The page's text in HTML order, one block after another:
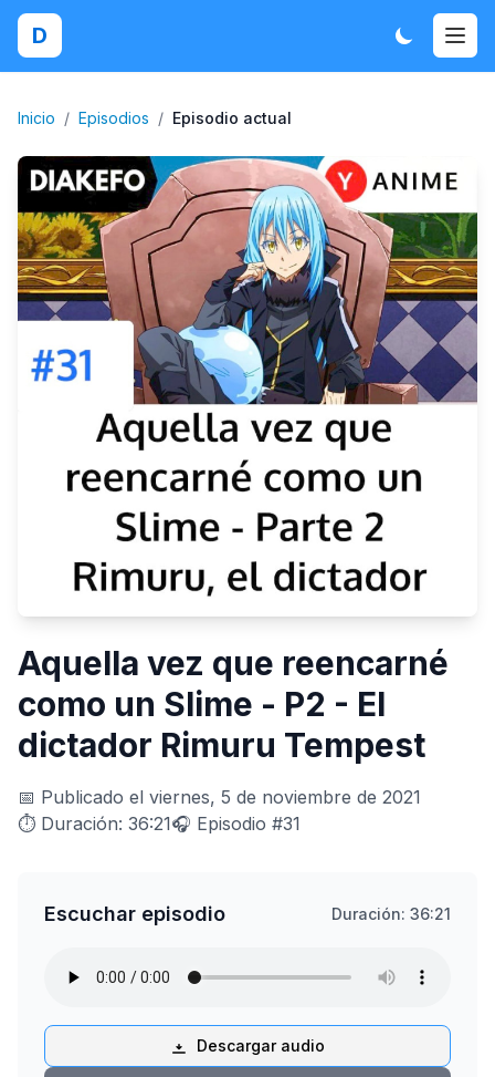
D
Inicio / Episodios / Episodio actual
Aquella vez que reencarné
como un Slime - P2 - El
dictador Rimuru Tempest
📅 Publicado el viernes, 5 de noviembre de 2021
⏱️ Duración: 36:21🎧 Episodio #31
Escuchar episodio Duración: 36:21
Descargar audio